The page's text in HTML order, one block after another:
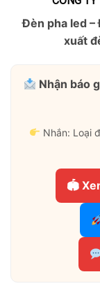
Đèn pha led –
xuất
Nhận báo
Nhắn: Loại
🏟